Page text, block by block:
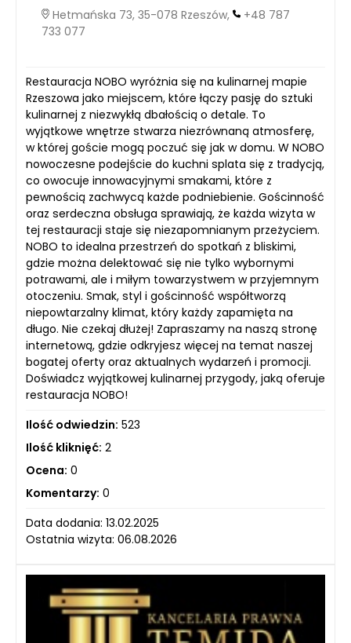
Hetmańska 73, 35-078 Rzeszów,
+48 787
733 077
Restauracja NOBO wyróżnia się na kulinarnej mapie
Rzeszowa jako miejscem, które łączy pasję do sztuki
kulinarnej z niezwykłą dbałością o detale. To
wyjątkowe wnętrze stwarza niezrównaną atmosferę,
w której goście mogą poczuć się jak w domu. W NOBO
nowoczesne podejście do kuchni splata się z tradycją,
co owocuje innowacyjnymi smakami, które z
pewnością zachwycą każde podniebienie. Gościnność
oraz serdeczna obsługa sprawiają, że każda wizyta w
tej restauracji staje się niezapomnianym przeżyciem.
NOBO to idealna przestrzeń do spotkań z bliskimi,
gdzie można delektować się nie tylko wybornymi
potrawami, ale i miłym towarzystwem w przyjemnym
otoczeniu. Smak, styl i gościnność współtworzą
niepowtarzalny klimat, który każdy zapamięta na
długo. Nie czekaj dłużej! Zapraszamy na naszą stronę
internetową, gdzie odkryjesz więcej na temat naszej
bogatej oferty oraz aktualnych wydarzeń i promocji.
Doświadcz wyjątkowej kulinarnej przygody, jaką oferuje
restauracja NOBO!
Ilość odwiedzin: 523
Ilość kliknięć: 2
Ocena: 0
Komentarzy: 0
Data dodania: 13.02.2025
Ostatnia wizyta: 06.08.2026